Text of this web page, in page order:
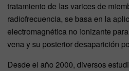
tratamiento de las varices de
radiofrecuencia, se basa en la
electromagnética no ionizante
vena y su posterior desaparición
Desde el año 2000, diversos